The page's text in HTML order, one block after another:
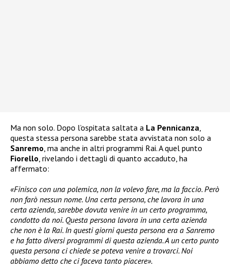
Ma non solo. Dopo l’ospitata saltata a La Pennicanza
questa stessa persona sarebbe stata avvistata non solo a
Sanremo , ma anche in altri programmi Rai. A quel punto
Fiorello , rivelando i dettagli di quanto accaduto, ha
affermato:
«Finisco con una polemica, non la volevo fare, ma la faccio. Però
non farò nessun nome. Una certa persona, che lavora in una
certa azienda, sarebbe dovuta venire in un certo programma,
condotto da noi. Questa persona lavora in una certa azienda
che non è la Rai. In questi giorni questa persona era a Sanremo
e ha fatto diversi programmi di questa azienda. A un certo punto
questa persona ci chiede se poteva venire a trovarci. Noi
abbiamo detto che ci faceva tanto piacere».